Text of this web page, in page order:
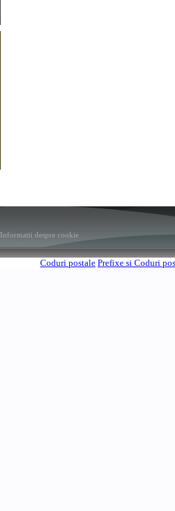
Informatii despre cookie
Coduri postale Prefixe si Coduri